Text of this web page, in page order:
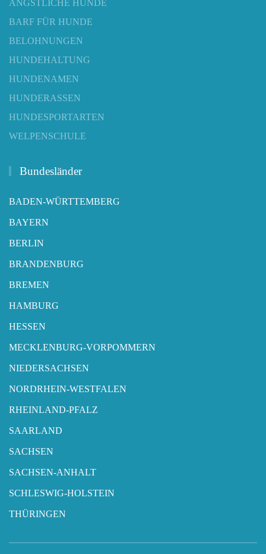
ÄNGSTLICHE HUNDE
BARF FÜR HUNDE
BELOHNUNGEN
HUNDEHALTUNG
HUNDENAMEN
HUNDERASSEN
HUNDESPORTARTEN
WELPENSCHULE
Bundesländer
BADEN-WÜRTTEMBERG
BAYERN
BERLIN
BRANDENBURG
BREMEN
HAMBURG
HESSEN
MECKLENBURG-VORPOMMERN
NIEDERSACHSEN
NORDRHEIN-WESTFALEN
RHEINLAND-PFALZ
SAARLAND
SACHSEN
SACHSEN-ANHALT
SCHLESWIG-HOLSTEIN
THÜRINGEN